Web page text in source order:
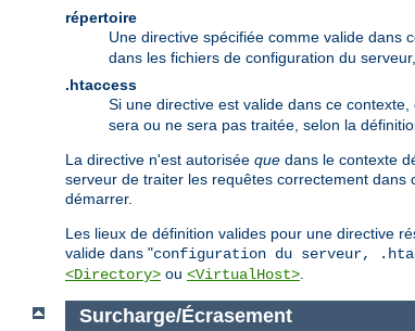
répertoire
Une directive spécifiée comme valide dans
dans les fichiers de configuration du
.htaccess
Si une directive est valide dans ce
sera ou ne sera pas traitée, selon la
La directive n'est autorisée que dans le contexte
serveur de traiter les requêtes correctement
démarrer.
Les lieux de définition valides pour une directive
valide dans "configuration du serveur,
<Directory> ou <VirtualHost>
Surcharge/Écrasement